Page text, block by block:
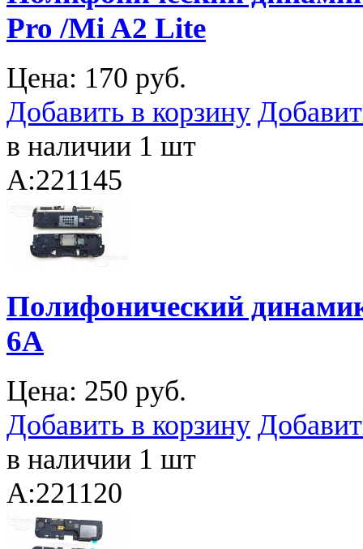
Pro /Mi A2 Lite
Цена: 170 руб.
Добавить в корзину
в наличии 1 шт
A:221145
Полифонический
6A
Цена: 250 руб.
Добавить в корзину
в наличии 1 шт
A:221120